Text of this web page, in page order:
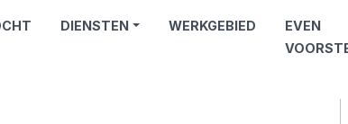
DIENSTEN WERKGEBIED
EVEN